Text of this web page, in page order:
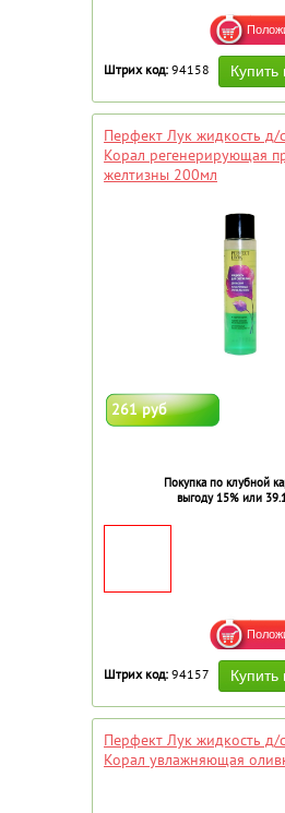
Штрих код: 94158
Перфект Лук жидкость д/
Корал регенерирующая
желтизны 200мл
261 руб
Покупка по клубной
выгоду 15% или
Штрих код: 94157
Перфект Лук жидкость д/
Корал увлажняющая